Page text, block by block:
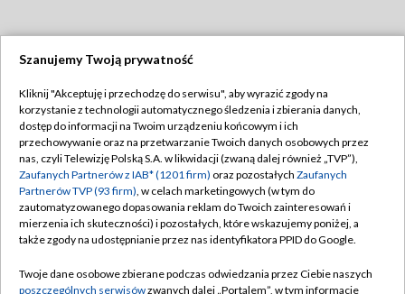
TVP
Abonament TVP
Emisja w TVP
Centrum informacji TVP
Naziemna Telewizja Cyfrowa
Rada Programowa
Regulamin TVP
Polityka prywatności
Moje zgody
Pomoc
Szanujemy Twoją prywatność
Kliknij "Akceptuję i przechodzę do serwisu", aby wyrazić zgody na
korzystanie z technologii automatycznego śledzenia i zbierania danych,
dostęp do informacji na Twoim urządzeniu końcowym i ich
przechowywanie oraz na przetwarzanie Twoich danych osobowych przez
nas, czyli Telewizję Polską S.A. w likwidacji (zwaną dalej również „TVP”),
Zaufanych Partnerów z IAB* (1201 firm) oraz pozostałych Zaufanych
Partnerów TVP (93 firm), w celach marketingowych (w tym do
zautomatyzowanego dopasowania reklam do Twoich zainteresowań i
mierzenia ich skuteczności) i pozostałych, które wskazujemy poniżej, a
także zgody na udostępnianie przez nas identyfikatora PPID do Google.
Twoje dane osobowe zbierane podczas odwiedzania przez Ciebie naszych
poszczególnych serwisówzwanych dalej „Portalem”, w tym informacje